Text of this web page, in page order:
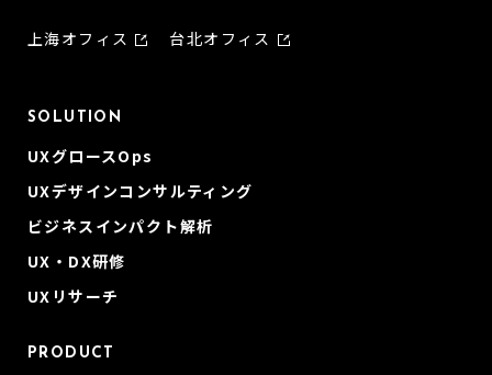
上海オフィス 台北オフィス
SOLUTION
UXグロースOps
UXデザインコンサルティング
ビジネスインパクト解析
UX・DX研修
UXリサーチ
PRODUCT